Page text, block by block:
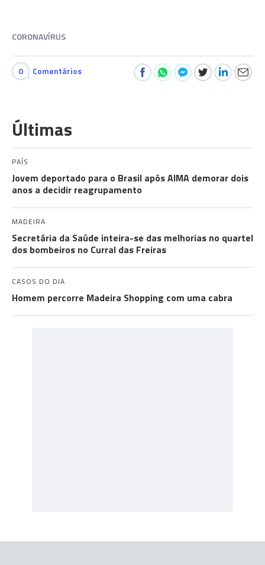
CORONAVÍRUS
0 Comentários
Últimas
PAÍS
Jovem deportado para o Brasil após AIMA demorar dois
anos a decidir reagrupamento
MADEIRA
Secretária da Saúde inteira-se das melhorias no quartel
dos bombeiros no Curral das Freiras
CASOS DO DIA
Homem percorre Madeira Shopping com uma cabra